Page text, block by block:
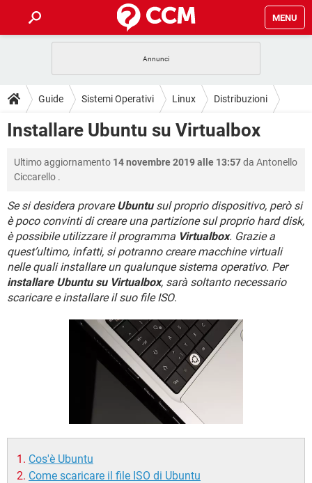
MENU
INTRATTENIMENTO ANDROID
iOS WINDOWS 10
TIKTOK
GUIDE
COVID-19
INTRATTENIMENTO ANDROID
iOS WINDOWS 10
TIKTOK FACEBOOK
HARDWARE
DOWNLOAD
INTRATTENIMENTO
INSTAGRAM WHATSAPP
TIKTOK
HARDWARE
FORUM
INTRATTENIMENTO ANDROID
iOS WINDOWS 10
INSTAGRAM WHATSAPP
TIKTOK FACEBOOK
HARDWARE
COVID-19 GAMING
INTRATTENIMENTO
iOS WINDOWS 10
INSTAGRAM WHATSAPP
Guide Sistemi Operativi Linux Distribuzioni
Ubuntu
Installare Ubuntu su Virtualbox
Ultimo aggiornamento 14 novembre 2019 alle 13:57da Antonello
Ciccarello .
Se si desidera provareUbuntusul proprio dispositivo, però si
è poco convinti di creare una partizione sul proprio hard disk,
è possibile utilizzare il programma Virtualbox. Grazie a
quest’ultimo, infatti, si potranno creare macchine virtuali
nelle quali installare un qualunque sistema operativo. Per
installare Ubuntu su Virtualbox, sarà soltanto necessario
scaricare e installare il suo file ISO.
Cos'è Ubuntu
Come scaricare il file ISO di Ubuntu